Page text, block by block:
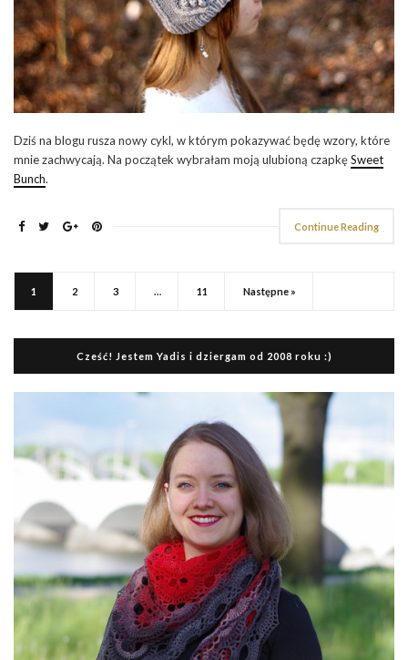
Dziś na blogu rusza nowy cykl, w którym pokazywać będę wzory, które
mnie zachwycają. Na początek wybrałam moją ulubioną czapkęSweet
Bunch.
Continue Reading
1 2 3 … 11 Następne »
Cześć! Jestem Yadis i dziergam od 2008 roku :)